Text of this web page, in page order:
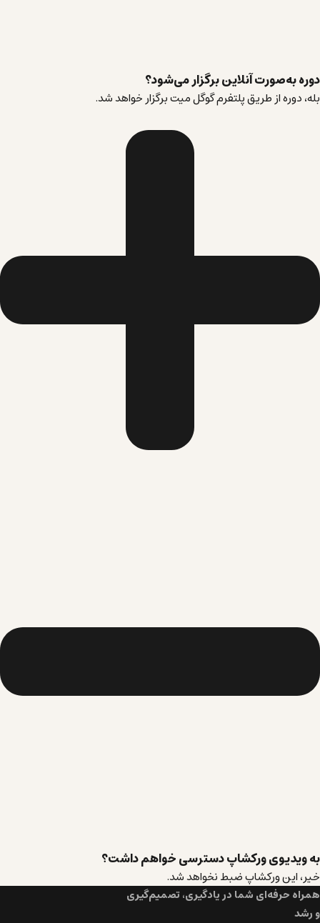
دوره به‌صورت آنلاین برگزار می‌شود؟
بله، دوره از طریق پلتفرم گوگل میت برگزار خواهد شد.
به ویدیوی ورکشاپ دسترسی خواهم داشت؟
خیر، این ورکشاپ ضبط نخواهد شد.
همراه حرفه‌ای شما در یادگیری، تصمیم‌گیری
و رشد